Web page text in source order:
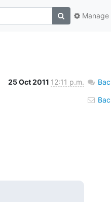
Manage
25 Oct 2011 12:11 p.m.